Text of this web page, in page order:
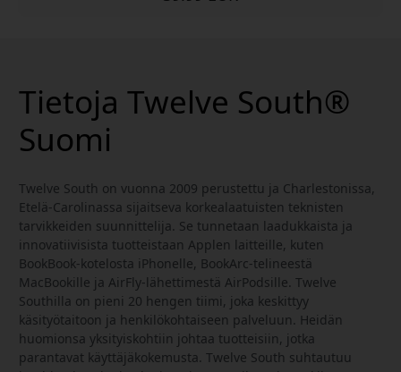
Tietoja Twelve South®
Suomi
Twelve South on vuonna 2009 perustettu ja Charlestonissa,
Etelä-Carolinassa sijaitseva korkealaatuisten teknisten
tarvikkeiden suunnittelija. Se tunnetaan laadukkaista ja
innovatiivisista tuotteistaan Applen laitteille, kuten
BookBook-kotelosta iPhonelle, BookArc-telineestä
MacBookille ja AirFly-lähettimestä AirPodsille. Twelve
Southilla on pieni 20 hengen tiimi, joka keskittyy
käsityötaitoon ja henkilökohtaiseen palveluun. Heidän
huomionsa yksityiskohtiin johtaa tuotteisiin, jotka
parantavat käyttäjäkokemusta. Twelve South suhtautuu